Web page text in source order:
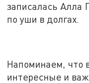
записалась Алла
по уши в долгах.
Напоминаем, что
интересные и